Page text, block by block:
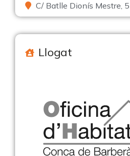
C/ Batlle Dionís Mestre, 5
Llogat